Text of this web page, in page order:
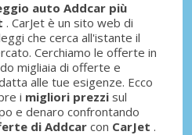
auto Addcar più
. CarJet è un sito web di
che cerca all'istante il
Cerchiamo le offerte in
migliaia di offerte e
alle tue esigenze. Ecco
i migliori prezzi sul
e denaro confrontando
di Addcar con CarJet .